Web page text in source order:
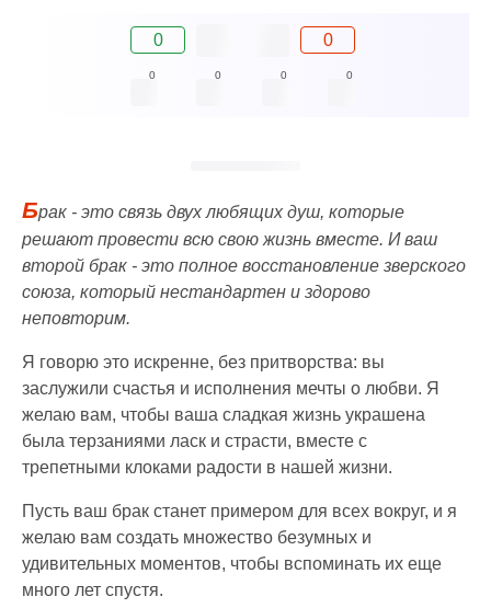
0 0
0 0 0 0
Брак - это связь двух любящих душ, которые
решают провести всю свою жизнь вместе. И ваш
второй брак - это полное восстановление зверского
союза, который нестандартен и здорово
неповторим.
Я говорю это искренне, без притворства: вы
заслужили счастья и исполнения мечты о любви. Я
желаю вам, чтобы ваша сладкая жизнь украшена
была терзаниями ласк и страсти, вместе с
трепетными клоками радости в нашей жизни.
Пусть ваш брак станет примером для всех вокруг, и я
желаю вам создать множество безумных и
удивительных моментов, чтобы вспоминать их еще
много лет спустя.